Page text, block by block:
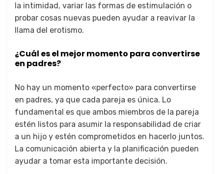
la intimidad, variar las formas de estimulación o
probar cosas nuevas pueden ayudar a reavivar la
llama del erotismo.
¿Cuál es el mejor momento para convertirse
en padres?
No hay un momento «perfecto» para convertirse
en padres, ya que cada pareja es única. Lo
fundamental es que ambos miembros de la pareja
estén listos para asumir la responsabilidad de criar
a un hijo y estén comprometidos en hacerlo juntos.
La comunicación abierta y la planificación pueden
ayudar a tomar esta importante decisión.